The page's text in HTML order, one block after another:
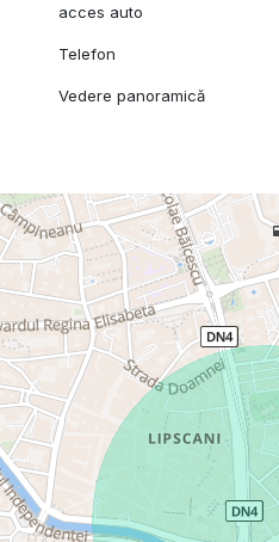
acces auto
Telefon
Vedere panoramică